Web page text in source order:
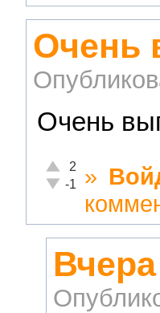
Очень
Очень
Отлично!
2
Неадекватно!
-1 »